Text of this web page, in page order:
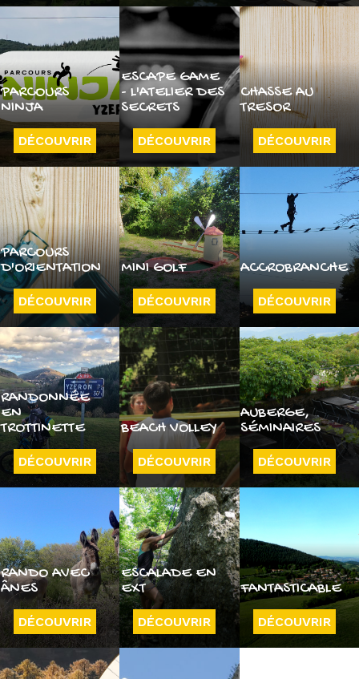
PARCOURS
NINJA
DÉCOUVRIR
ESCAPE GAME
- L'ATELIER DES
SECRETS
DÉCOUVRIR
CHASSE AU
TRESOR
DÉCOUVRIR
PARCOURS
D'ORIENTATION
DÉCOUVRIR
MINI GOLF
DÉCOUVRIR
ACCROBRANCHE
DÉCOUVRIR
RANDONNÉE
EN
TROTTINETTE
DÉCOUVRIR
BEACH VOLLEY
DÉCOUVRIR
AUBERGE,
SÉMINAIRES
DÉCOUVRIR
RANDO AVEC
ÂNES
DÉCOUVRIR
ESCALADE EN
EXT
DÉCOUVRIR
FANTASTICABLE
DÉCOUVRIR